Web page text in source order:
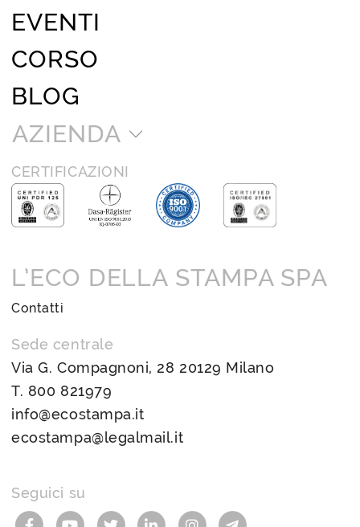
EVENTI
CORSO
BLOG
AZIENDA
CERTIFICAZIONI
L’ECO DELLA STAMPA SPA
Contatti
Sede centrale
Via G. Compagnoni, 28 20129 Milano
T. 800 821979
info@ecostampa.it
ecostampa@legalmail.it
Seguici su